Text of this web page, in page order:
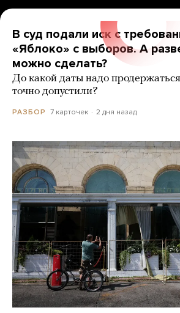
В суд подали иск с
«Яблоко» с выборов. А
можно сделать?
До какой даты надо
точно допустили?
РАЗБОР 7 карточек 2 дня назад